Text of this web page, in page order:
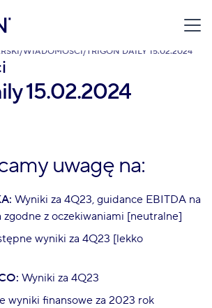
/WIADOMOŚCI/ TRIGON DAILY 15.02.2024
15.02.2024
uwagę na:
Wyniki za 4Q23, guidance EBITDA na
z oczekiwaniami [neutralne]
wyniki za 4Q23 [lekko
Wyniki za 4Q23
wyniki finansowe za 2023 rok